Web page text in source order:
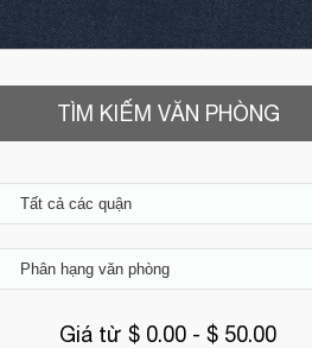
TÌM KIẾM VĂN PHÒNG
Giá từ $ 0.00 - $ 50.00